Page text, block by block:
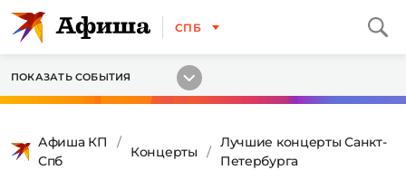
СПБ
ПОКАЗАТЬ СОБЫТИЯ
Афиша КП
Спб
Концерты
Лучшие концерты Санкт-
Петербурга